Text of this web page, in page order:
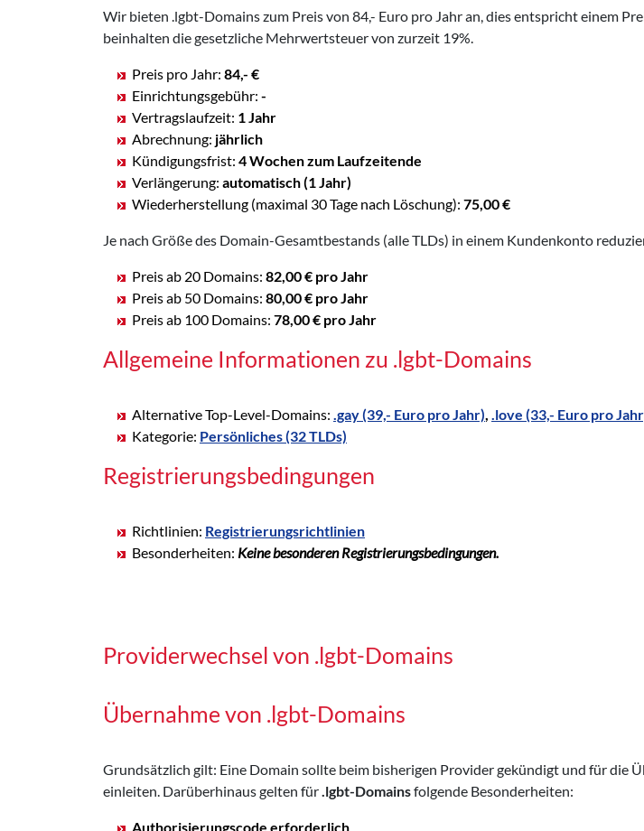
Wir bieten .lgbt-Domains zum Preis von 84,- Euro pro Jahr an, dies entspricht einem
beinhalten die gesetzliche Mehrwertsteuer von zurzeit 19%.
Preis pro Jahr: 84,- €
Einrichtungsgebühr: -
Vertragslaufzeit: 1 Jahr
Abrechnung: jährlich
Kündigungsfrist: 4 Wochen zum Laufzeitende
Verlängerung: automatisch (1 Jahr)
Wiederherstellung (maximal 30 Tage nach Löschung): 75,00 €
Je nach Größe des Domain-Gesamtbestands (alle TLDs) in einem Kundenkonto
Preis ab 20 Domains: 82,00 € pro Jahr
Preis ab 50 Domains: 80,00 € pro Jahr
Preis ab 100 Domains: 78,00 € pro Jahr
Allgemeine Informationen zu .lgbt-Domains
Alternative Top-Level-Domains: .gay (39,- Euro pro Jahr)
.love (33,- Euro pro
Kategorie: Persönliches (32 TLDs)
Registrierungsbedingungen
Richtlinien: Registrierungsrichtlinien
Besonderheiten: Keine besonderen Registrierungsbedingungen.
Providerwechsel von .lgbt-Domains
Übernahme von .lgbt-Domains
Grundsätzlich gilt: Eine Domain sollte beim bisherigen Provider gekündigt und für die
einleiten. Darüberhinaus gelten für .lgbt-Domainsfolgende Besonderheiten:
Authorisierungscode erforderlich